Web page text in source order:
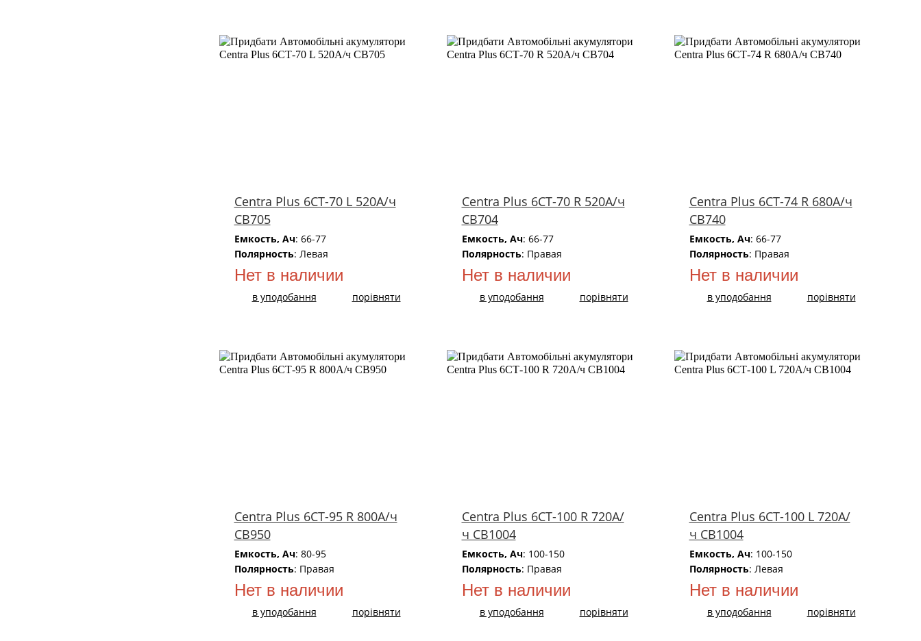
Centra Plus 6СТ-70 L 520А/ч
CB705
Емкость, Ач: 66-77
Полярность: Левая
Нет в наличии
в уподобання порівняти
Centra Plus 6СТ-70 R 520А/ч
CB704
Емкость, Ач: 66-77
Полярность: Правая
Нет в наличии
в уподобання порівняти
Centra Plus 6СТ-74 R 680А/ч
CB740
Емкость, Ач: 66-77
Полярность: Правая
Нет в наличии
в уподобання порівняти
Centra Plus 6СТ-95 R 800А/ч
CB950
Емкость, Ач: 80-95
Полярность: Правая
Нет в наличии
в уподобання порівняти
Centra Plus 6СТ-100 R 720А/
ч CB1004
Емкость, Ач: 100-150
Полярность: Правая
Нет в наличии
в уподобання порівняти
Centra Plus 6СТ-100 L 720А/
ч CB1004
Емкость, Ач: 100-150
Полярность: Левая
Нет в наличии
в уподобання порівняти